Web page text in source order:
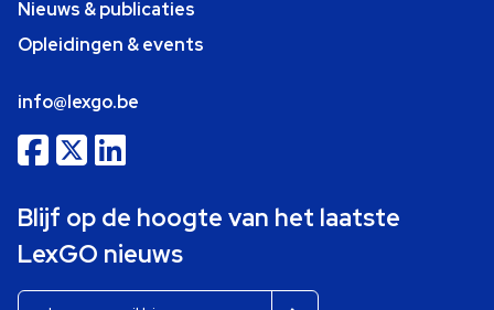
Nieuws & publicaties
Opleidingen & events
info@lexgo.be
Blijf op de hoogte van het laatste
LexGO nieuws